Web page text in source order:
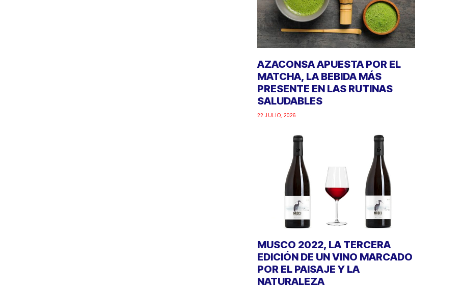
AZACONSA APUESTA POR EL
MATCHA, LA BEBIDA MÁS
PRESENTE EN LAS RUTINAS
SALUDABLES
22 JULIO, 2026
MUSCO 2022, LA TERCERA
EDICIÓN DE UN VINO MARCADO
POR EL PAISAJE Y LA
NATURALEZA